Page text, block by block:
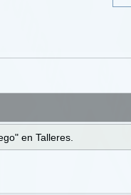
en Talleres.